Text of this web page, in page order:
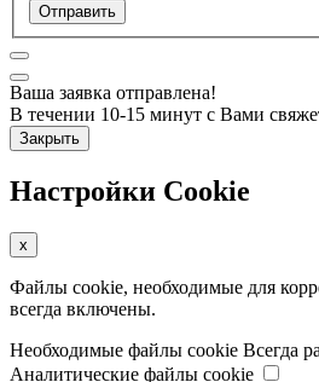
Отправить
Ваша заявка отправлена!
В течении 10-15 минут с Вами
Закрыть
Настройки Cookie
x
Файлы cookie, необходимые для
всегда включены.
Необходимые файлы cookie Всегда
Аналитические файлы cookie